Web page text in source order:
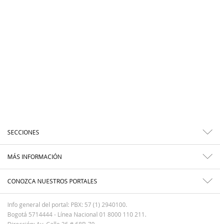
SECCIONES
MÁS INFORMACIÓN
CONOZCA NUESTROS PORTALES
Info general del portal: PBX: 57 (1) 2940100.
Bogotá 5714444 - Línea Nacional 01 8000 110 211.